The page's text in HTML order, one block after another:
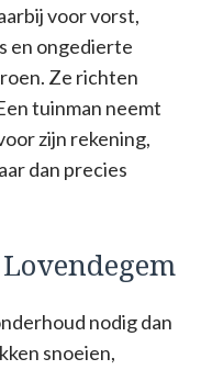
voor vorst,
en ongedierte
Ze richten
tuinman neemt
zijn rekening,
dan precies
nodig dan
snoeien,